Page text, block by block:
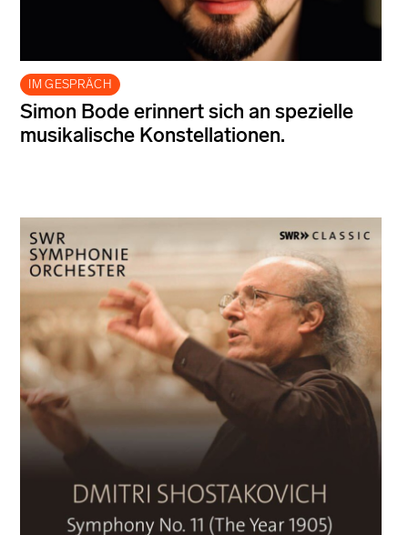
IM GESPRÄCH
Simon Bode erinnert sich an spezielle
musikalische Konstellationen.